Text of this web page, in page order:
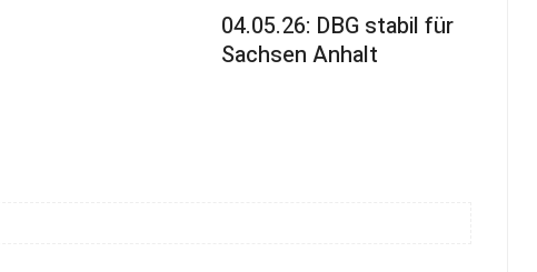
04.05.26: DBG stabil für
Sachsen Anhalt